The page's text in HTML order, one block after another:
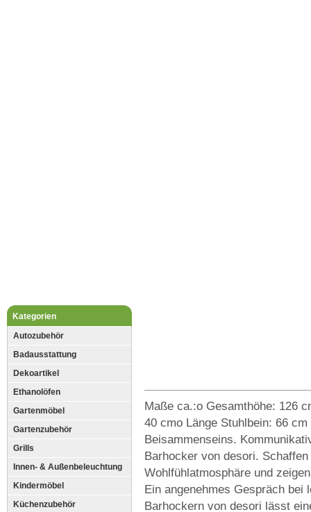
Kategorien
Autozubehör
Badausstattung
Dekoartikel
Ethanolöfen
Gartenmöbel
Gartenzubehör
Grills
Innen- & Außenbeleuchtung
Kindermöbel
Küchenzubehör
Maße ca.:o Gesamthöhe: 126
40 cmo Länge Stuhlbein: 66
Beisammenseins.
Barhocker von desori.
Wohlfühlatmosphäre und
Ein angenehmes Gespräch bei
Barhockern von desori lässt